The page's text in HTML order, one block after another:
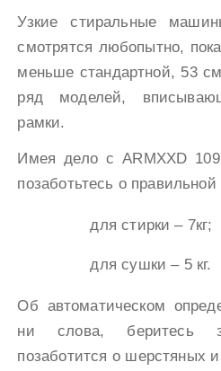
Узкие стиральные
смотрятся любопытно,
меньше стандартной, 53
ряд моделей,
рамки.
Имея дело с ARMXXD
позаботьтесь о правильной
для стирки – 7кг;
для сушки – 5 кг.
Об автоматическом
ни слова, беритесь
позаботится о шерстяных